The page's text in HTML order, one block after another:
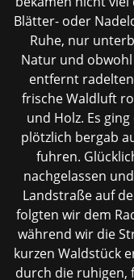
Blätter- oder
Ruhe, nur
Natur und
entfernt
frische Waldluft
und Holz. Es
plötzlich bergab
fuhren.
nachgelassen
Landstraße auf
folgten wir dem
während wir die
kurzen Waldstück
durch die ruhigen,